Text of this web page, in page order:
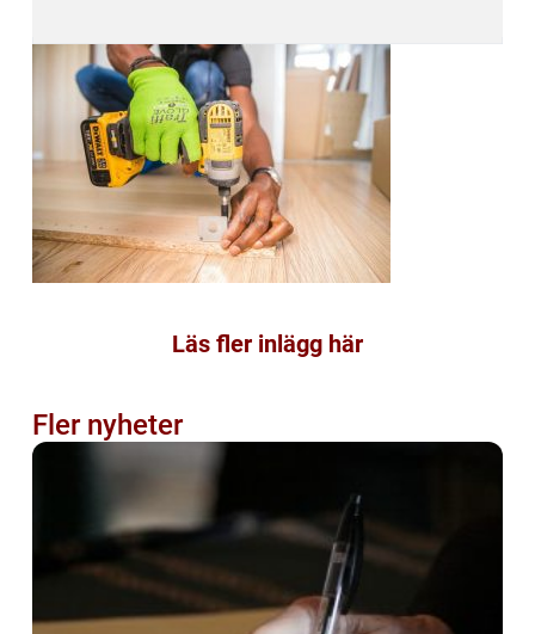
Läs fler inlägg här
Fler nyheter